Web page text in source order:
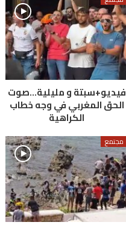
فيديو+سبتة و مليلية…صوت
الحق المغربي في وجه خطاب
الكراهية
مجتمع